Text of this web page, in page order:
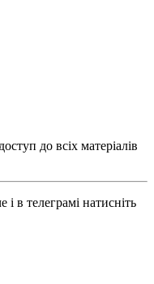
до всіх матеріалів
в телеграмі натисніть